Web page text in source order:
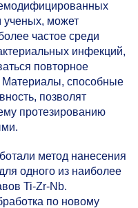
ученых, может
частое среди
инфекций,
повторное
Материалы, способные
позволят
протезированию
метод нанесения
одного из наиболее
Ti-Zr-Nb.
по новому